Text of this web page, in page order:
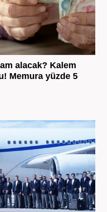
alacak? Kalem
Memura yüzde 5